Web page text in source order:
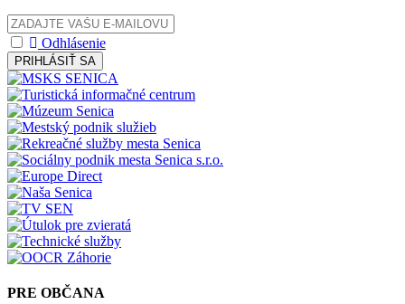
Odhlásenie
PRIHLÁSIŤ SA
PRE OBČANA